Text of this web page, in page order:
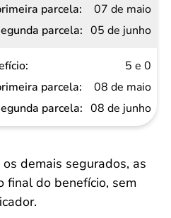
07 de maio
05 de junho
5 e 0
08 de maio
08 de junho
demais segurados, as
final do benefício, sem